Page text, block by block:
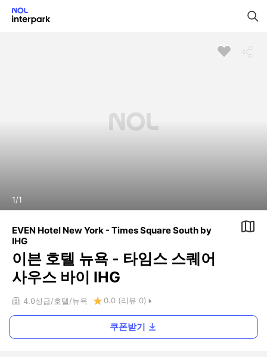
1/1
EVEN Hotel New York - Times Square South by
IHG
이븐 호텔 뉴욕 - 타임스 스퀘어
사우스 바이 IHG
4.0성급 호텔 뉴욕 0.0 (리뷰 0)
쿠폰받기